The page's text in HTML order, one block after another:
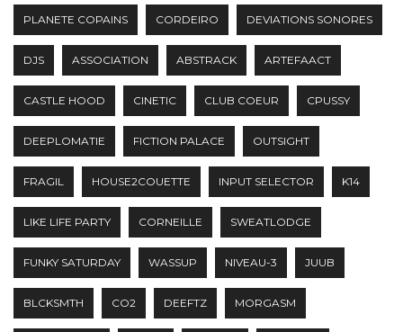
PLANETE COPAINS CORDEIRO DEVIATIONS SONORES
DJS ASSOCIATION ABSTRACK ARTEFAACT
CASTLE HOOD CINETIC CLUB COEUR CPUSSY
DEEPLOMATIE FICTION PALACE OUTSIGHT
FRAGIL HOUSE2COUETTE INPUT SELECTOR K14
LIKE LIFE PARTY CORNEILLE SWEATLODGE
FUNKY SATURDAY WASSUP NIVEAU-3 JUUB
BLCKSMTH CO2 DEEFTZ MORGASM